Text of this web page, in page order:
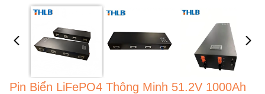
Pin Biển LiFePO4 Thông Minh 51.2V 1000Ah